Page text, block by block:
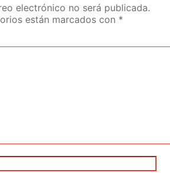
electrónico no será publicada.
están marcados con *